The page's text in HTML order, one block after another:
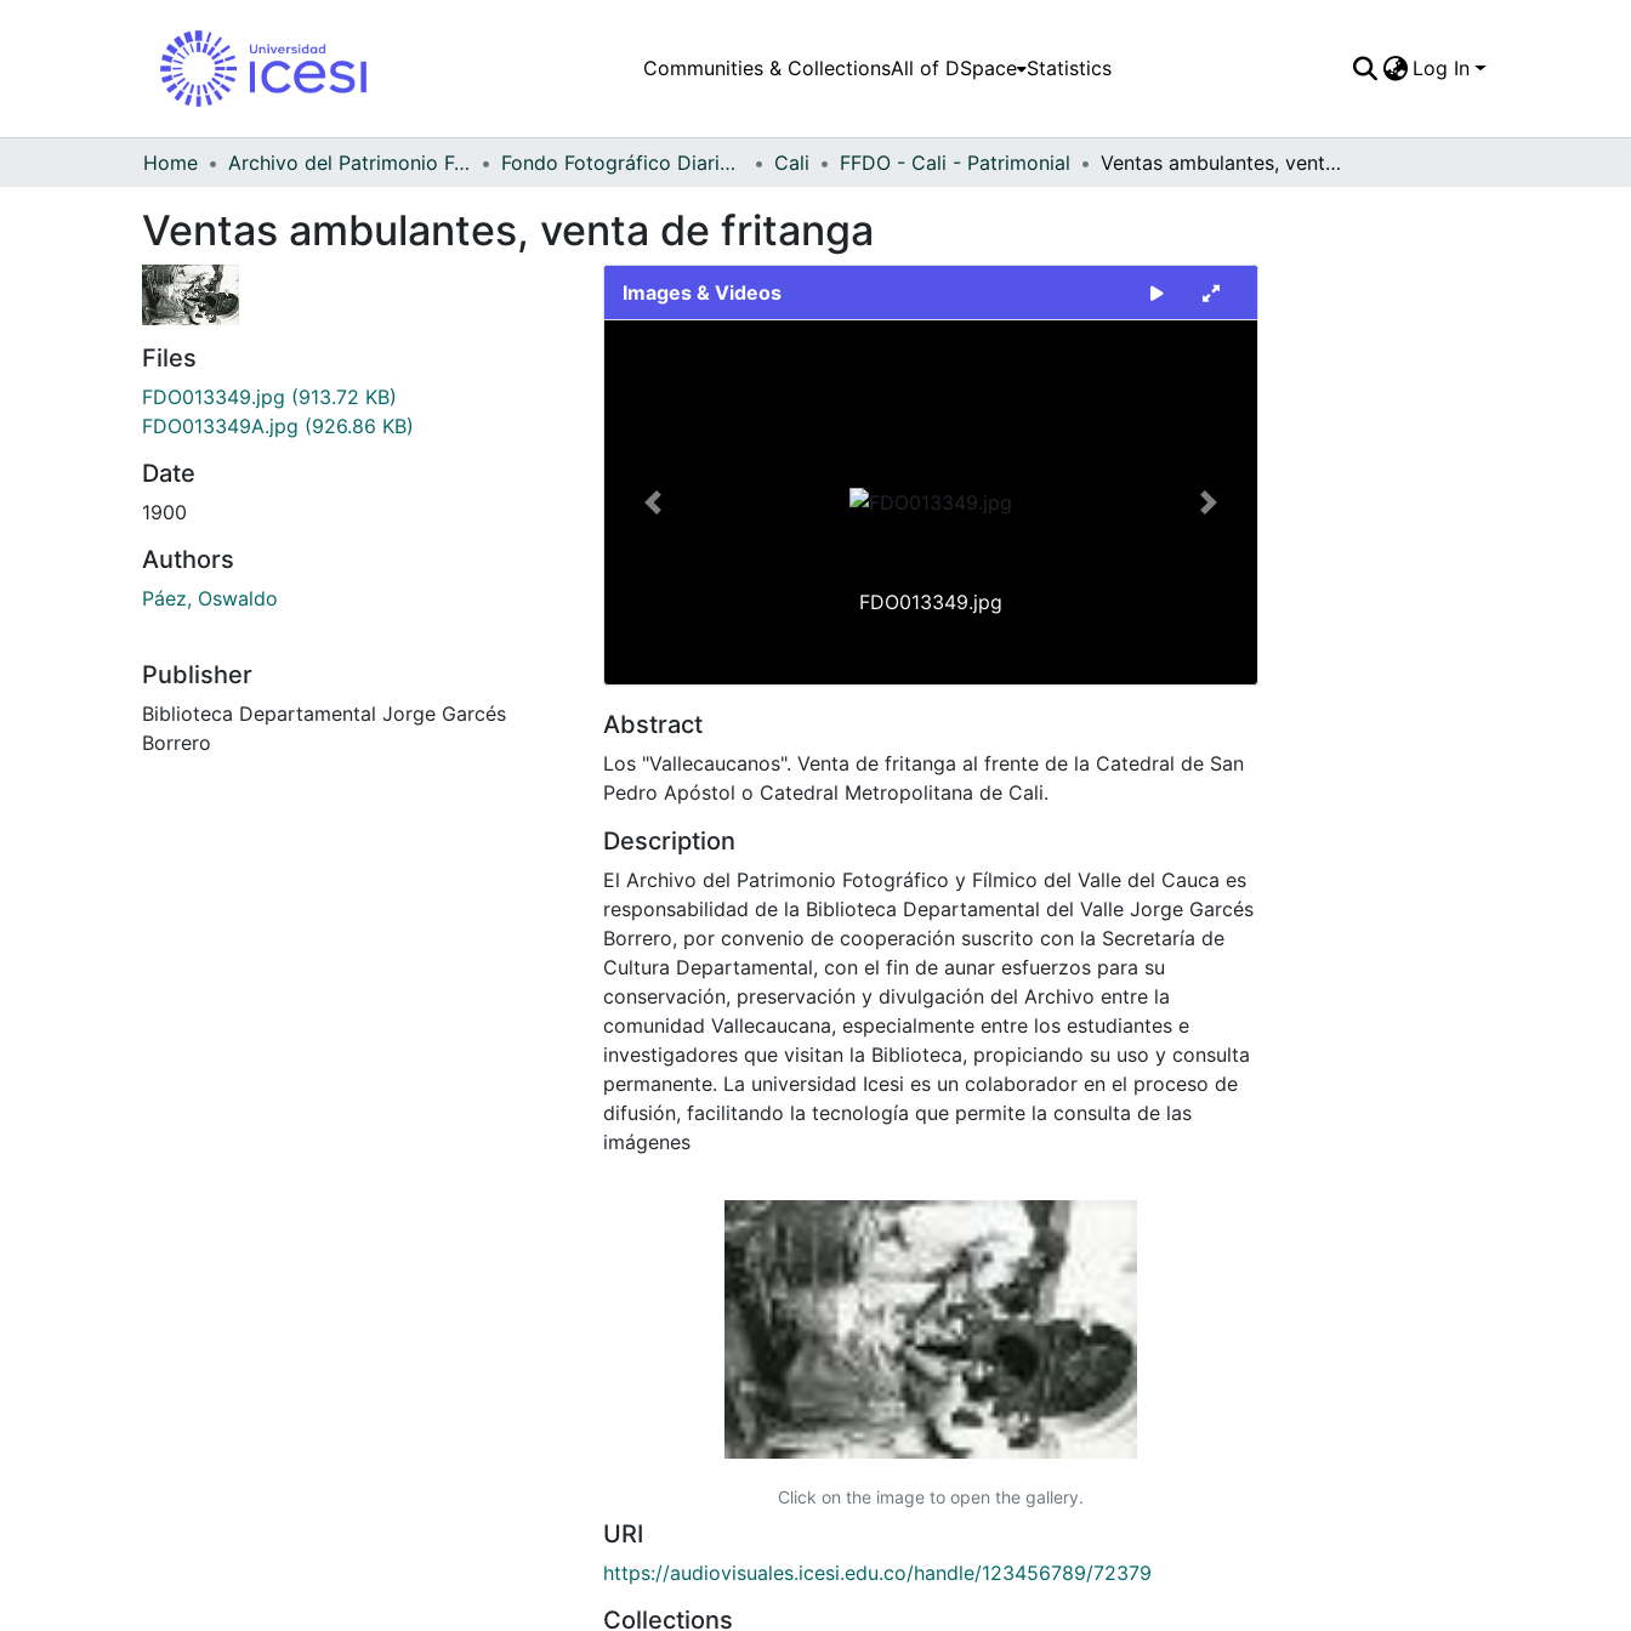
Communities & CollectionsAll of DSpace Statistics Log In
Home Archivo del Patrimonio Fotográfico y Fílmico del Valle del Cauca Fondo Fotográfico Diario Occidente Cali FFDO - Cali - Patrimonial Ventas ambulantes, venta de fritanga
Ventas ambulantes, venta de fritanga
Files
FDO013349.jpg (913.72 KB)
FDO013349A.jpg (926.86 KB)
Date
1900
Authors
Páez, Oswaldo
Publisher
Biblioteca Departamental Jorge Garcés
Borrero
Images & Videos
FDO013349.jpg
Previous Next
Abstract
Los "Vallecaucanos". Venta de fritanga al frente de la Catedral de San
Pedro Apóstol o Catedral Metropolitana de Cali.
Description
El Archivo del Patrimonio Fotográfico y Fílmico del Valle del Cauca es
responsabilidad de la Biblioteca Departamental del Valle Jorge Garcés
Borrero, por convenio de cooperación suscrito con la Secretaría de
Cultura Departamental, con el fin de aunar esfuerzos para su
conservación, preservación y divulgación del Archivo entre la
comunidad Vallecaucana, especialmente entre los estudiantes e
investigadores que visitan la Biblioteca, propiciando su uso y consulta
permanente. La universidad Icesi es un colaborador en el proceso de
difusión, facilitando la tecnología que permite la consulta de las
imágenes
Click on the image to open the gallery.
URI
https://audiovisuales.icesi.edu.co/handle/123456789/72379
Collections